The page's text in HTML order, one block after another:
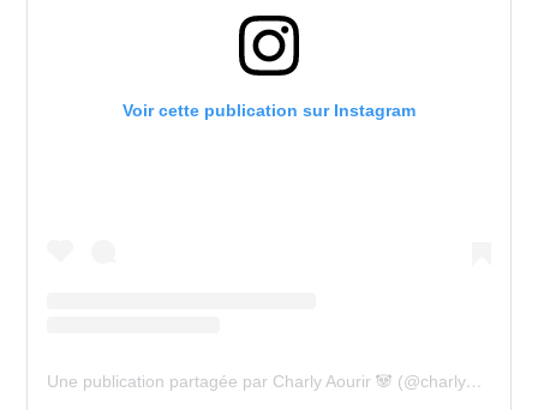
Voir cette publication sur Instagram
Une publication partagée par Charly Aourir 🐼 (@charly_evt)